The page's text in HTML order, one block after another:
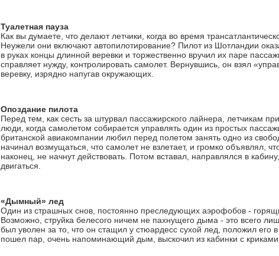
Туалетная пауза
Как вы думаете, что делают летчики, когда во время
Неужели они включают автопилотирование? Пилот из Шотландии
в руках концы длинной веревки и торжественно вручил их паре
справляет нужду, контролировать самолет. Вернувшись, он взял
веревку, изрядно напугав окружающих.
Опоздание пилота
Перед тем, как сесть за штурвал пассажирского лайнера, летчикам
люди, когда самолетом собирается управлять один из простых
британской авиакомпании любил перед полетом занять одно из
начинал возмущаться, что самолет не взлетает, и громко объявлял,
наконец, не начнут действовать. Потом вставал, направлялся в
двигаться.
«Дымный» лед
Один из страшных снов, постоянно преследующих аэрофобов -
Возможно, струйка белесого ничем не пахнущего дыма - это всего
был уволен за то, что он стащил у стюардесс сухой лед, положил его
пошел пар, очень напоминающий дым, выскочил из кабинки с